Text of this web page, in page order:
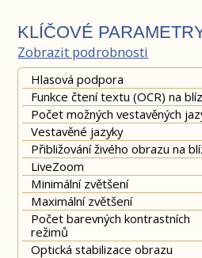
KLÍČOVÉ
Zobrazit podrobnosti
Hlasová podpora
Funkce čtení textu (OCR) na
Počet možných vestavěných
Vestavěné jazyky
Přibližování živého obrazu na
LiveZoom
Minimální zvětšení
Maximální zvětšení
Počet barevných kontrastních
režimů
Optická stabilizace obrazu